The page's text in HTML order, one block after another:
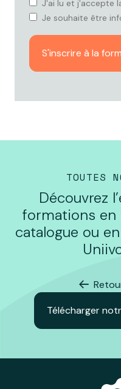
J'ai lu et j'accepte
Je souhaite être
S'inscrire à la
TOUTES
Découvrez
formations en
catalogue ou
Télécharger